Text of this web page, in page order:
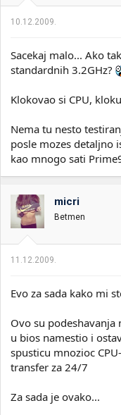
10.12.2009.
Sacekaj malo... Ako
standardnih 3.2GHz?
Klokovao si CPU,
Nema tu nesto
posle mozes detaljno
kao mnogo sati
micri
Betmen
11.12.2009.
Evo za sada kako mi
Ovo su podeshavanja
u bios namestio i
spusticu mnozioc
transfer za 24/7
Za sada je ovako...